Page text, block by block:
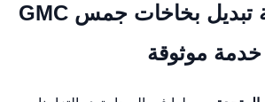
مميزات خدمة تبديل بخاخات جمس GMC
موثوقة